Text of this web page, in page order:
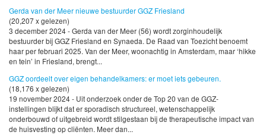
Gerda van der Meer nieuwe bestuurder GGZ Friesland
(20,207 x gelezen)
3 december 2024 - Gerda van der Meer (56) wordt zorginhoudelijk
bestuurder bij GGZ Friesland en Synaeda. De Raad van Toezicht benoemt
haar per februari 2025. Van der Meer, woonachtig in Amsterdam, maar ‘hikke
en tein’ in Friesland, brengt...
GGZ oordeelt over eigen behandelkamers: er moet iets gebeuren.
(18,176 x gelezen)
19 november 2024 - Uit onderzoek onder de Top 20 van de GGZ-
instellingen blijkt dat er sporadisch structureel, wetenschappelijk
onderbouwd of uitgebreid wordt stilgestaan bij de therapeutische impact van
de huisvesting op cliënten. Meer dan...